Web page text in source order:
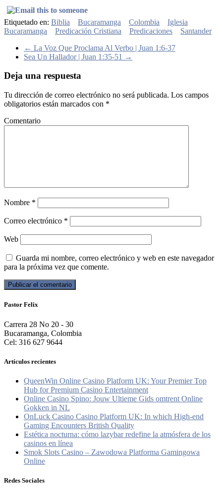
Etiquetado en: Biblia Bucaramanga Colombia
Iglesia
Bucaramanga
Predicación Cristiana Predicaciones
Santander
← La Voz Que Proclama Al Verbo | Juan 1:6-37
Sea Un Hallador | Juan 1:35-51 →
Deja una respuesta
Tu dirección de correo electrónico no será publicada. Los campos
obligatorios están marcados con *
Comentario
Nombre *
Correo electrónico *
Web
Guarda mi nombre, correo electrónico y web en este navegador
para la próxima vez que comente.
Pastor Felix
Carrera 28 No 20 - 30
Bucaramanga, Colombia
Cel: 316 627 9644
Artículos recientes
QueenWin Online Casino Platform UK: Your Premier Top
Hub for Premium Casino Entertainment
Online Casino Spino: Jouw Ultieme Gids omtrent Online
Gokken in NL
OnLuck Casino Casino Platform UK: In which High-end
Gaming Encounters British Quality
Estética nocturna: cómo lazybar redefine la atmósfera de los
casinos en línea
Smok Slots Casino – Zawodowa Platforma Gamingowa
Online
Redes Sociales